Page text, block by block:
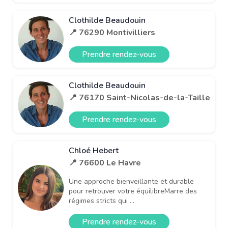
Clothilde Beaudouin
📍 76290 Montivilliers
Prendre rendez-vous
Clothilde Beaudouin
📍 76170 Saint-Nicolas-de-la-Taille
Prendre rendez-vous
Chloé Hebert
📍 76600 Le Havre
Une approche bienveillante et durable
pour retrouver votre équilibreMarre des
régimes stricts qui ...
Prendre rendez-vous